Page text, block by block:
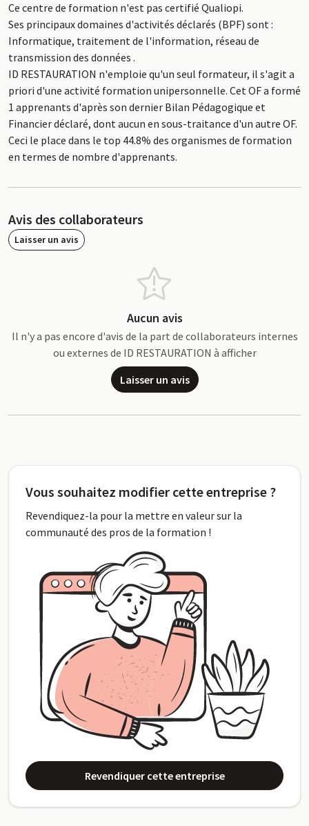
Ce centre de formation n'est pas certifié Qualiopi.
Ses principaux domaines d'activités déclarés (BPF) sont :
Informatique, traitement de l'information, réseau de
transmission des données .
ID RESTAURATION n'emploie qu'un seul formateur, il s'agit a
priori d'une activité formation unipersonnelle. Cet OF a formé
1 apprenants d'après son dernier Bilan Pédagogique et
Financier déclaré, dont aucun en sous-traitance d'un autre OF.
Ceci le place dans le top 44.8% des organismes de formation
en termes de nombre d'apprenants.
Avis des collaborateurs
Laisser un avis
Aucun avis
Il n'y a pas encore d'avis de la part de collaborateurs internes
ou externes de ID RESTAURATION à afficher
Laisser un avis
Vous souhaitez modifier cette entreprise ?
Revendiquez-la pour la mettre en valeur sur la
communauté des pros de la formation !
Revendiquer cette entreprise